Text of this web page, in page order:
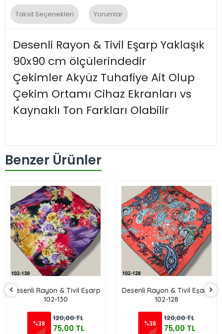
Taksit Seçenekleri Yorumlar
Desenli Rayon & Tivil Eşarp Yaklaşık
90x90 cm ölçülerindedir
Çekimler Akyüz Tuhafiye Ait Olup
Çekim Ortamı Cihaz Ekranları vs
Kaynaklı Ton Farkları Olabilir
Benzer Ürünler
Desenli Rayon & Tivil Eşarp
102-130
%38
120,00 TL
75,00 TL
Desenli Rayon & Tivil Eşarp
102-128
%38
120,00 TL
75,00 TL